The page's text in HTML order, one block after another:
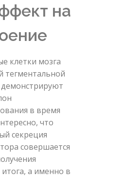
на
клетки мозга
тегментальной
в время
что
секреция
совершается
а именно в